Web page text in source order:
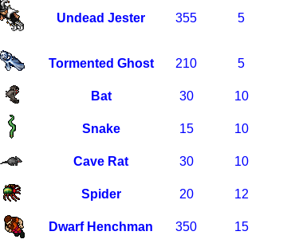
Undead Jester 355 5
Tormented Ghost 210 5
Bat 30 10
Snake 15 10
Cave Rat 30 10
Spider 20 12
Dwarf Henchman 350 15